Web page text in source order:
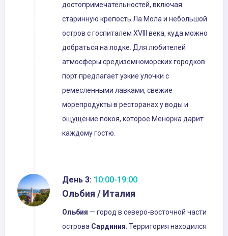
достопримечательностей, включая
старинную крепость Ла Мола и небольшой
остров с госпиталем XVIII века, куда можно
добраться на лодке. Для любителей
атмосферы средиземноморских городков
порт предлагает узкие улочки с
ремесленными лавками, свежие
морепродукты в ресторанах у воды и
ощущение покоя, которое Менорка дарит
каждому гостю.
День 3: 10:00-19:00
Ольбия / Италия
Ольбия — город в северо-восточной части
острова Сардиния. Территория находился